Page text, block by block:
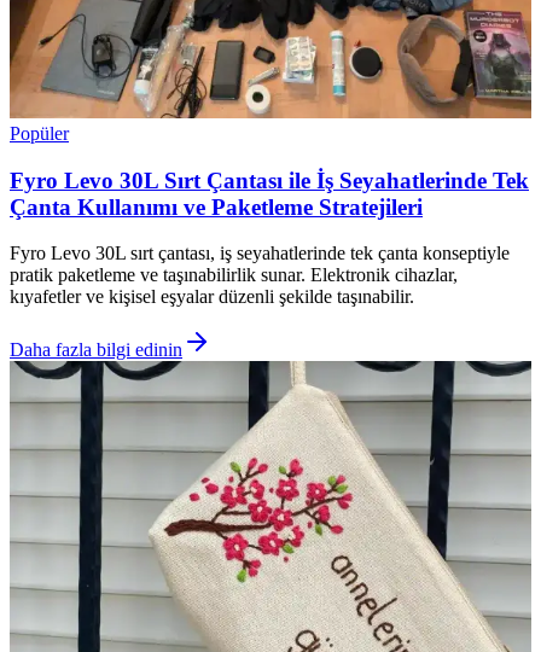
Popüler
Fyro Levo 30L Sırt Çantası ile İş Seyahatlerinde Tek
Çanta Kullanımı ve Paketleme Stratejileri
Fyro Levo 30L sırt çantası, iş seyahatlerinde tek çanta konseptiyle
pratik paketleme ve taşınabilirlik sunar. Elektronik cihazlar,
kıyafetler ve kişisel eşyalar düzenli şekilde taşınabilir.
Daha fazla bilgi edinin